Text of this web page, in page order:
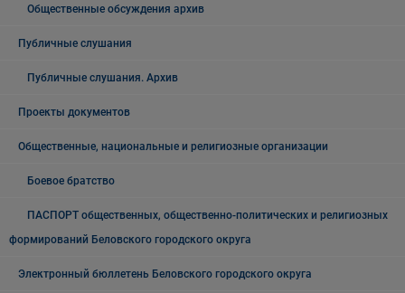
Общественные обсуждения архив
Публичные слушания
Публичные слушания. Архив
Проекты документов
Общественные, национальные и религиозные организации
Боевое братство
ПАСПОРТ общественных, общественно-политических и религиозных
формирований Беловского городского округа
Электронный бюллетень Беловского городского округа